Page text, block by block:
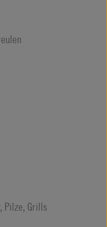
Pilze, Grills